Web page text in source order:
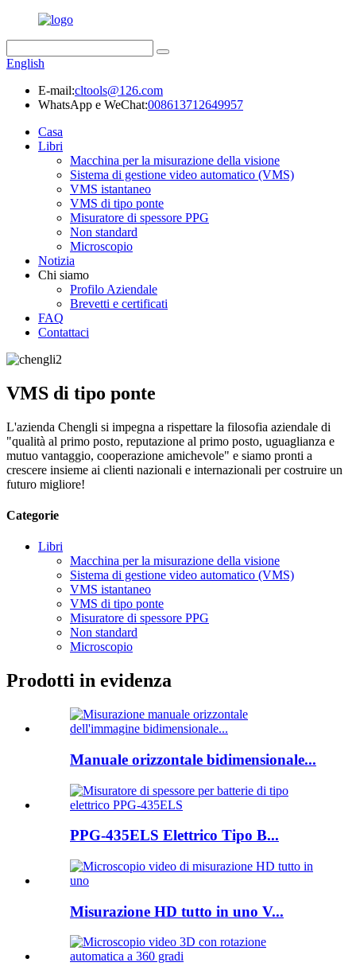
English
E-mail:cltools@126.com
WhatsApp e WeChat:008613712649957
Casa
Libri
Macchina per la misurazione della visione
Sistema di gestione video automatico (VMS)
VMS istantaneo
VMS di tipo ponte
Misuratore di spessore PPG
Non standard
Microscopio
Notizia
Chi siamo
Profilo Aziendale
Brevetti e certificati
FAQ
Contattaci
VMS di tipo ponte
L'azienda Chengli si impegna a rispettare la filosofia aziendale di
"qualità al primo posto, reputazione al primo posto, uguaglianza e
mutuo vantaggio, cooperazione amichevole" e siamo pronti a
crescere insieme ai clienti nazionali e internazionali per costruire un
futuro migliore!
Categorie
Libri
Macchina per la misurazione della visione
Sistema di gestione video automatico (VMS)
VMS istantaneo
VMS di tipo ponte
Misuratore di spessore PPG
Non standard
Microscopio
Prodotti in evidenza
Manuale orizzontale bidimensionale...
PPG-435ELS Elettrico Tipo B...
Misurazione HD tutto in uno V...